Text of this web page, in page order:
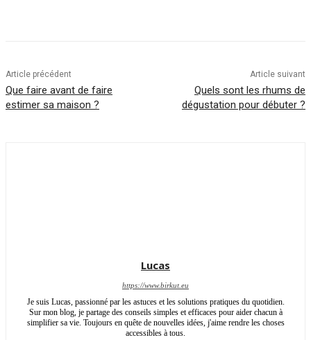
Article précédent
Que faire avant de faire
estimer sa maison ?
Article suivant
Quels sont les rhums de
dégustation pour débuter ?
Lucas
https://www.birkut.eu
Je suis Lucas, passionné par les astuces et les solutions pratiques du quotidien.
Sur mon blog, je partage des conseils simples et efficaces pour aider chacun à
simplifier sa vie. Toujours en quête de nouvelles idées, j'aime rendre les choses
accessibles à tous.